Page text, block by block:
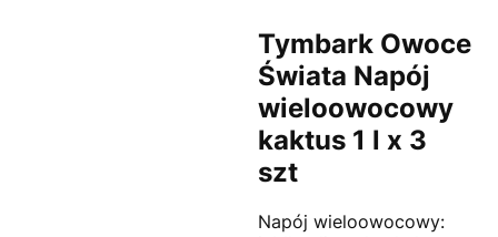
Tymbark Owoce
Świata Napój
wieloowocowy
kaktus 1 l x 3
szt
Napój wieloowocowy: